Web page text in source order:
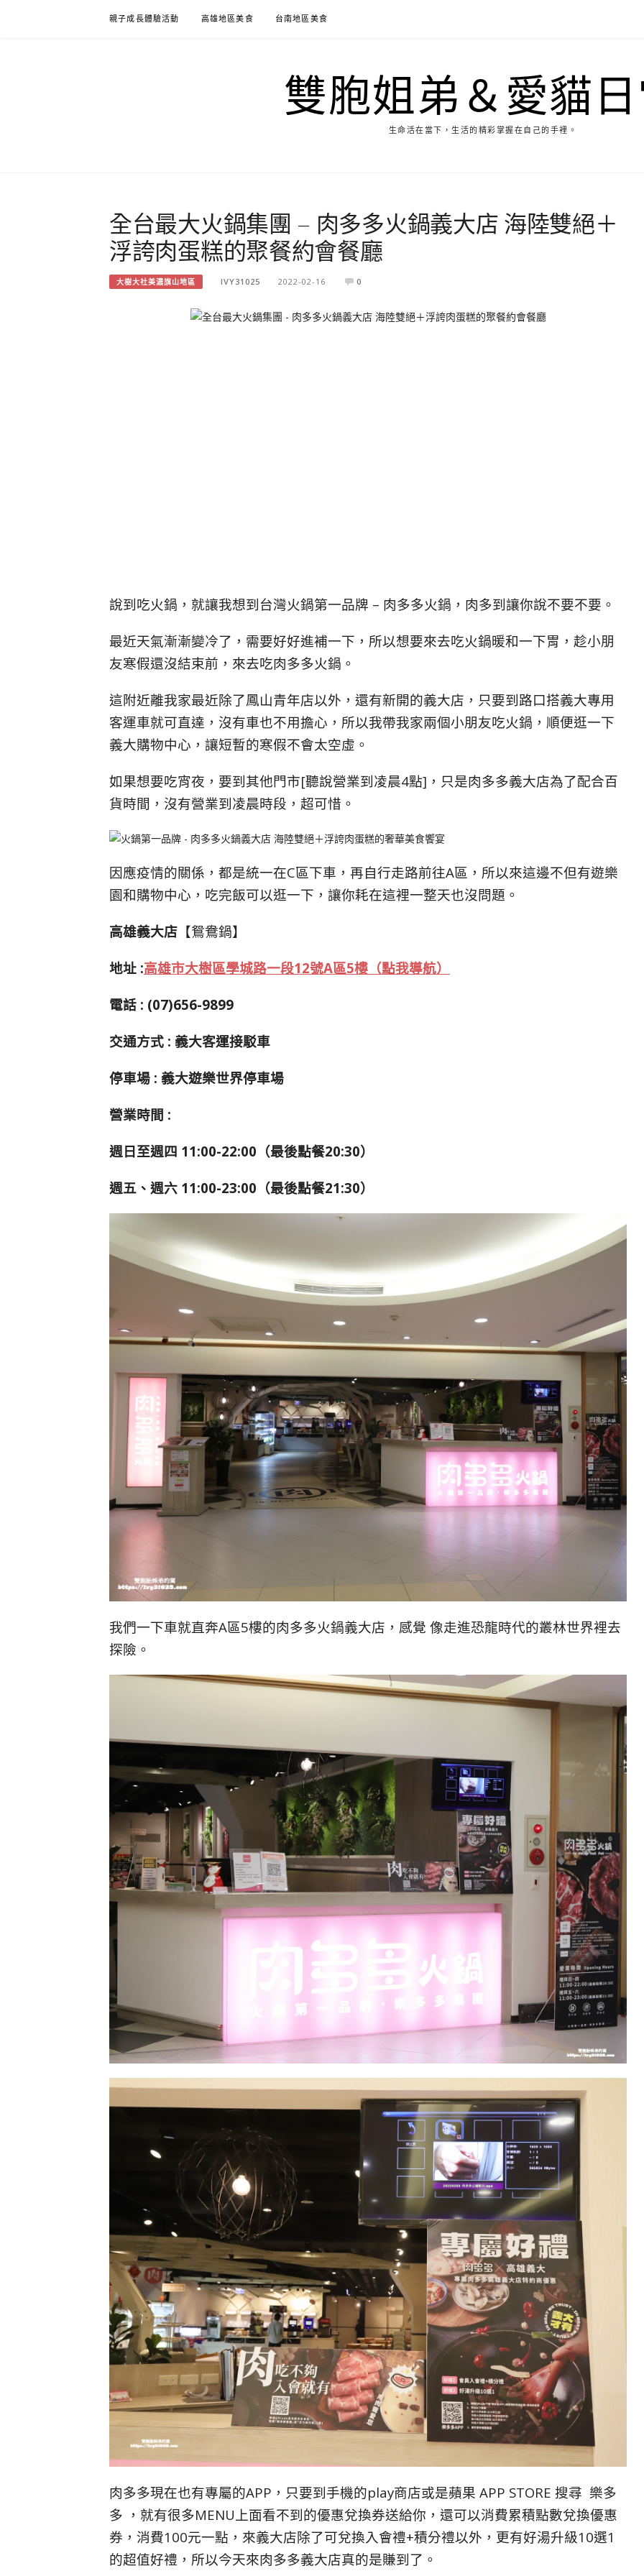
親子成長體驗活動 高雄地區美食 台南地區美食
雙胞姐弟＆愛貓
生命活在當下，生活的精彩掌握在自己的手裡。
全台最大火鍋集團 – 肉多多火鍋義大店 海陸雙絕＋
浮誇肉蛋糕的聚餐約會餐廳
大樹大社美濃旗山地區 IVY31025 2022-02-16 0
說到吃火鍋，就讓我想到台灣火鍋第一品牌 – 肉多多火鍋，肉多到讓你說不要不要。
最近天氣漸漸變冷了，需要好好進補一下，所以想要來去吃火鍋暖和一下胃，趁小朋
友寒假還沒結束前，來去吃肉多多火鍋。
這附近離我家最近除了鳳山青年店以外，還有新開的義大店，只要到路口搭義大專用
客運車就可直達，沒有車也不用擔心，所以我帶我家兩個小朋友吃火鍋，順便逛一下
義大購物中心，讓短暫的寒假不會太空虛。
如果想要吃宵夜，要到其他門市[聽說營業到凌晨4點]，只是肉多多義大店為了配合百
貨時間，沒有營業到凌晨時段，超可惜。
因應疫情的關係，都是統一在C區下車，再自行走路前往A區，所以來這邊不但有遊樂
園和購物中心，吃完飯可以逛一下，讓你耗在這裡一整天也沒問題。
高雄義大店 【鴛鴦鍋】
地址 :高雄市大樹區學城路一段12號A區5樓 （點我導航）
電話 : (07)656-9899
交通方式 : 義大客運接駁車
停車場 : 義大遊樂世界停車場
營業時間 :
週日至週四 11:00-22:00（最後點餐20:30）
週五、週六 11:00-23:00（最後點餐21:30）
我們一下車就直奔A區5樓的肉多多火鍋義大店，感覺 像走進恐龍時代的叢林世界裡去
探險。
肉多多現在也有專屬的APP，只要到手機的play商店或是蘋果 APP STORE 搜尋 樂多
多 ，就有很多MENU上面看不到的優惠兌換券送給你，還可以消費累積點數兌換優惠
券，消費100元一點，來義大店除了可兌換入會禮+積分禮以外，更有好湯升級10選1
的超值好禮，所以今天來肉多多義大店真的是賺到了。